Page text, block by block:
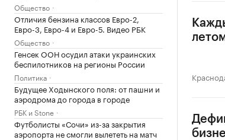
Общество
Отличия бензина классов Евро-2,
Евро-3, Евро-4 и Евро-5. Видео РБК
Общество
Генсек ООН осудил атаки украинских
беспилотников на регионы России
Политика
Будущее Ходынского поля: от пашни и
аэродрома до города в городе
РБК и Stone
Футболисты «Сочи» из-за закрытия
аэропорта не смогли вылететь на матч